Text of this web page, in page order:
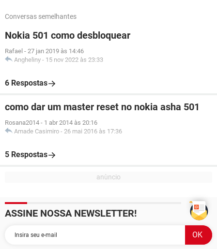
Conversas semelhantes
Nokia 501 como desbloquear
Rafael - 27 jan 2019 às 14:46
Angheliny - 15 nov 2022 às 23:33
6 Respostas
como dar um master reset no nokia asha 501
Rosana2014 - 1 abr 2014 às 20:16
Amade Casimiro - 26 mai 2016 às 17:36
5 Respostas
ASSINE NOSSA NEWSLETTER!